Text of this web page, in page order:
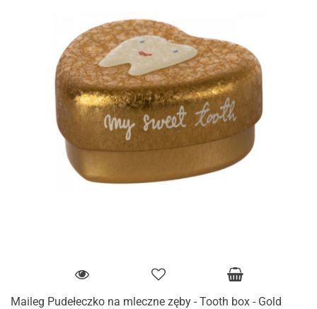
Maileg Pudełeczko na mleczne zęby - Tooth box - Gold